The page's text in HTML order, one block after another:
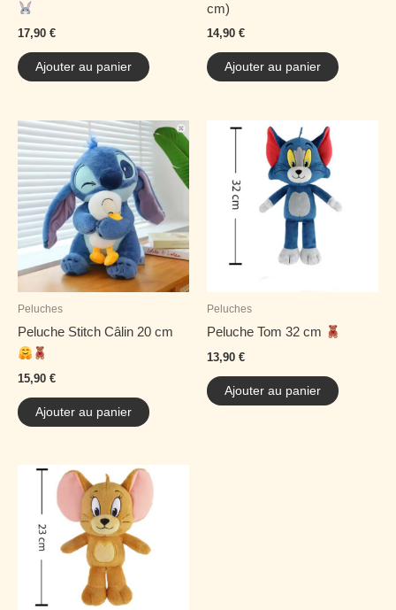
17,90 €
Ajouter au panier
cm)
14,90 €
Ajouter au panier
Peluches
Peluche Stitch Câlin 20 cm
15,90 €
Ajouter au panier
Peluches
Peluche Tom 32 cm
13,90 €
Ajouter au panier